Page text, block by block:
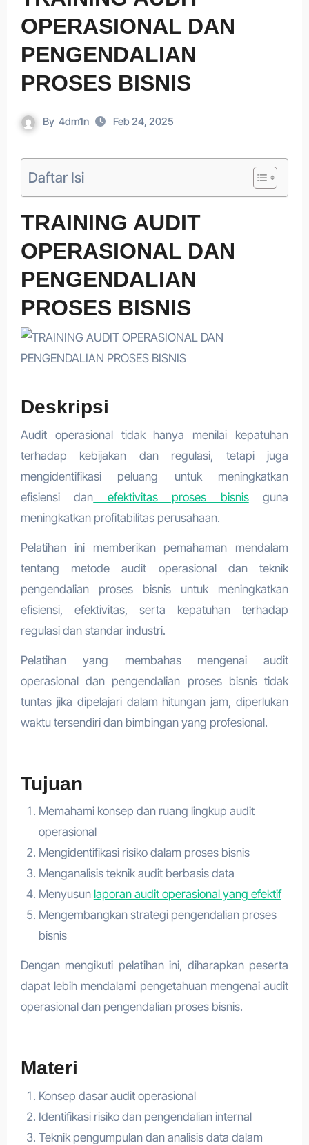
OPERASIONAL DAN
PENGENDALIAN
PROSES BISNIS
By 4dm1n Feb 24, 2025
Daftar Isi
TRAINING AUDIT
OPERASIONAL DAN
PENGENDALIAN
PROSES BISNIS
Deskripsi
Audit operasional tidak hanya menilai kepatuhan
terhadap kebijakan dan regulasi, tetapi juga
mengidentifikasi peluang untuk meningkatkan
efisiensi dan efektivitas proses bisnisguna
meningkatkan profitabilitas perusahaan.
Pelatihan ini memberikan pemahaman mendalam
tentang metode audit operasional dan teknik
pengendalian proses bisnis untuk meningkatkan
efisiensi, efektivitas, serta kepatuhan terhadap
regulasi dan standar industri.
Pelatihan yang membahas mengenai audit
operasional dan pengendalian proses bisnis tidak
tuntas jika dipelajari dalam hitungan jam, diperlukan
waktu tersendiri dan bimbingan yang profesional.
Tujuan
Memahami konsep dan ruang lingkup audit
operasional
Mengidentifikasi risiko dalam proses bisnis
Menganalisis teknik audit berbasis data
Menyusun laporan audit operasional yang efektif
Mengembangkan strategi pengendalian proses
bisnis
Dengan mengikuti pelatihan ini, diharapkan peserta
dapat lebih mendalami pengetahuan mengenai audit
operasional dan pengendalian proses bisnis.
Materi
Konsep dasar audit operasional
Identifikasi risiko dan pengendalian internal
Teknik pengumpulan dan analisis data dalam